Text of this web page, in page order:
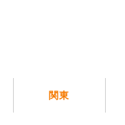
関東